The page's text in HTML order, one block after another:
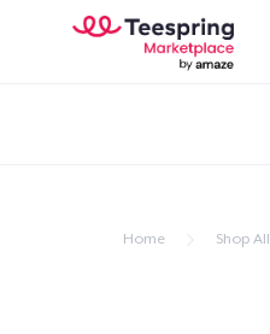
Home Shop All